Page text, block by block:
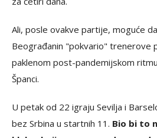
Ali, posle ovakve partije, moguće
Beograđanin "pokvario" trenerove
paklenom post-pandemijskom
Španci.
U petak od 22 igraju Sevilja i
bez Srbina u startnih 11. Bio bi to